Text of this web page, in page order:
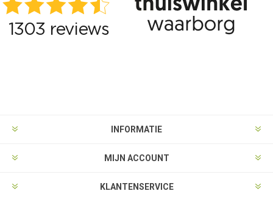
INFORMATIE
MIJN ACCOUNT
KLANTENSERVICE